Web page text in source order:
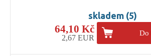
skladem (5)
64,10 Kč
2,67 EUR
Do